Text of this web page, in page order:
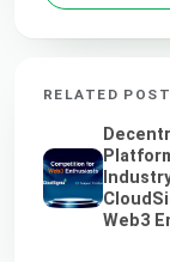
RELATED
Web3